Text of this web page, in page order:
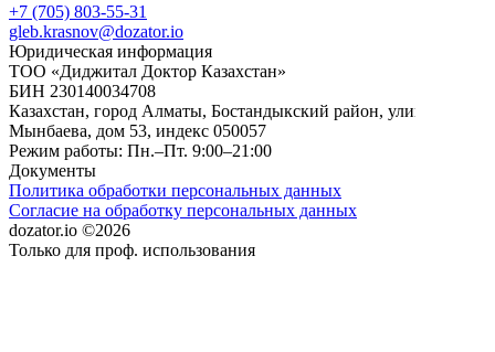
+7 (705) 803-55-31
gleb.krasnov@dozator.io
Юридическая информация
ТОО «Диджитал Доктор Казахстан»
БИН 230140034708
Казахстан, город Алматы, Бостандыкский район, улица
Мынбаева, дом 53, индекс 050057
Режим работы: Пн.–Пт. 9:00–21:00
Документы
Политика обработки персональных данных
Согласие на обработку персональных данных
dozator.io ©2026
Только для проф. использования